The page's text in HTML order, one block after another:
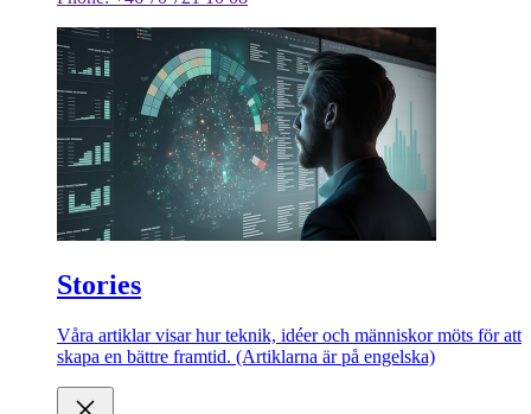
Stories
Våra artiklar visar hur teknik, idéer och människor möts för att
skapa en bättre framtid. (Artiklarna är på engelska)